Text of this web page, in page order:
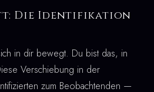
Die Identifikation
in dir bewegt. Du bist das, in
Verschiebung in der
zum Beobachtenden —